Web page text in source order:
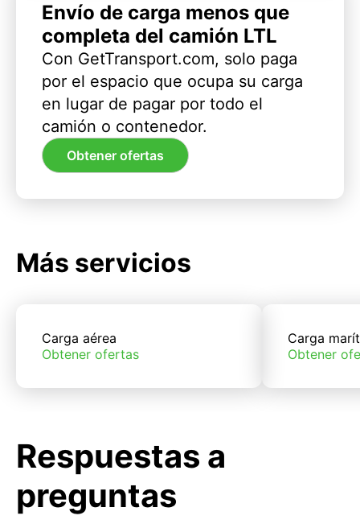
Envío de carga menos que
completa del camión LTL
Con GetTransport.com, solo paga
por el espacio que ocupa su carga
en lugar de pagar por todo el
camión o contenedor.
Obtener ofertas
Más servicios
Carga aérea
Obtener ofertas
Carga
Obtener
Respuestas a
preguntas